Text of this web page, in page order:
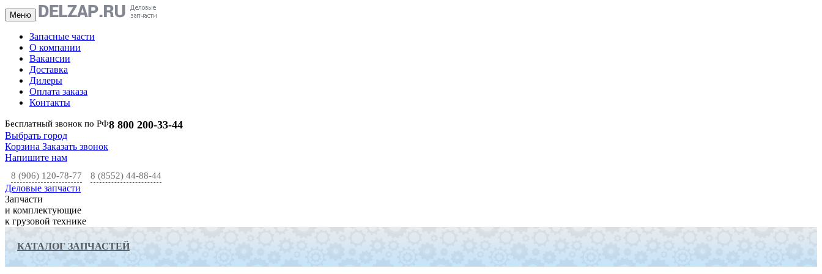
Меню
Запасные части
О компании
Вакансии
Доставка
Дилеры
Оплата заказа
Контакты
Бесплатный звонок по РФ8 800 200-33-44
Выбрать город
Корзина Заказать звонок
Напишите нам
8 (906) 120-78-77 8 (8552) 44-88-44
Деловые запчасти
Запчасти
и комплектующие
к грузовой технике
КАТАЛОГ ЗАПЧАСТЕЙ